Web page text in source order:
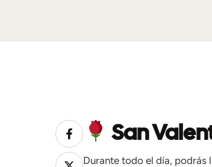
San
Durante todo el día, podrás